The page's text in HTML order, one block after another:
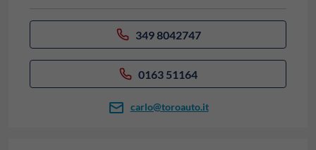
349 8042747
0163 51164
carlo@toroauto.it